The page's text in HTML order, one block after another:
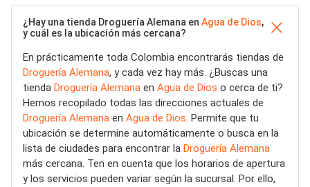
¿Hay una tienda Droguería Alemana en Agua de Dios,
y cuál es la ubicación más cercana?
En prácticamente toda Colombia encontrarás tiendas de
Droguería Alemana, y cada vez hay más. ¿Buscas una
tienda Droguería Alemana en Agua de Dios o cerca de ti?
Hemos recopilado todas las direcciones actuales de
Droguería Alemana en Agua de Dios. Permite que tu
ubicación se determine automáticamente o busca en la
lista de ciudades para encontrar la Droguería Alemana
más cercana. Ten en cuenta que los horarios de apertura
y los servicios pueden variar según la sucursal. Por ello,